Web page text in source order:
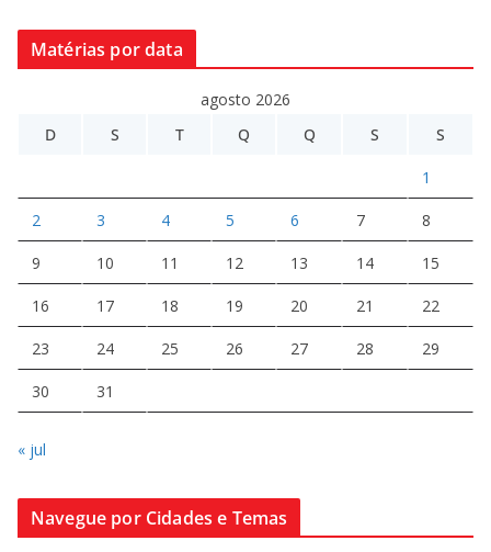
Matérias por data
agosto 2026
D
S T Q Q S S
1
2 3 4 5 6 7 8
9 10 11 12 13 14 15
16 17 18 19 20 21 22
23 24 25 26 27 28 29
30 31
« jul
Navegue por Cidades e Temas